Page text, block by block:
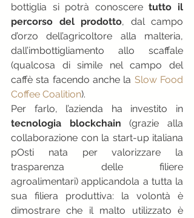
bottiglia si potrà conoscere tutto il
percorso del prodotto, dal campo
d’orzo dell’agricoltore alla malteria,
dall’imbottigliamento allo scaffale
(qualcosa di simile nel campo del
caffè sta facendo anche la Slow Food
Coffee Coalition).
tecnologia blockchain (grazie alla
collaborazione con la start-up italiana
pOsti nata per valorizzare la
trasparenza delle filiere
agroalimentari) applicandola a tutta la
sua filiera produttiva: la volontà è
dimostrare che il malto utilizzato è